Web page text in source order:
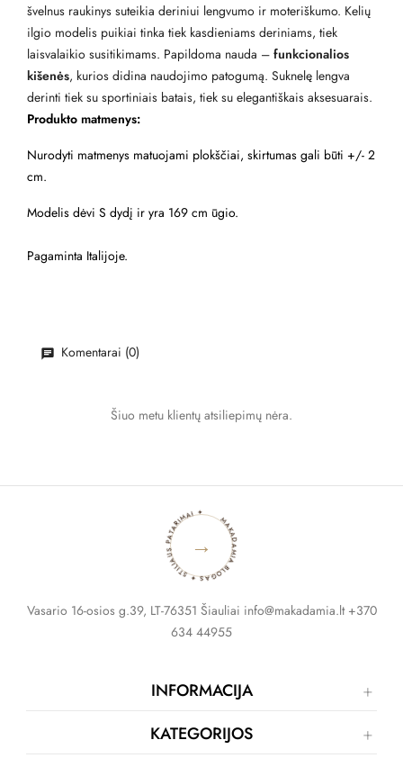
švelnus raukinys suteikia deriniui lengvumo ir moteriškumo. Kelių
ilgio modelis puikiai tinka tiek kasdieniams deriniams, tiek
laisvalaikio susitikimams. Papildoma nauda – funkcionalios
kišenės, kurios didina naudojimo patogumą. Suknelę lengva
derinti tiek su sportiniais batais, tiek su elegantiškais aksesuarais.
Produkto matmenys:
Nurodyti matmenys matuojami plokščiai, skirtumas gali būti +/- 2
cm.
Modelis dėvi S dydį ir yra 169 cm ūgio.
Pagaminta Italijoje.
Komentarai (0)
Šiuo metu klientų atsiliepimų nėra.
MAKADAMIA BLOGAS ✦ STILIAUS PATARIMAI ✦
→
Vasario 16-osios g.39, LT-76351 Šiauliai info@makadamia.lt +370
634 44955
INFORMACIJA
KATEGORIJOS